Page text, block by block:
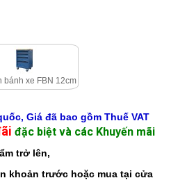
bánh xe FBN 12cm
Giá đã bao gồm Thuế VAT
đặc biệt và các Khuyến mãi
trở lên,
khoản trước hoặc mua tại cửa